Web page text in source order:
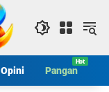
Opini Pangan